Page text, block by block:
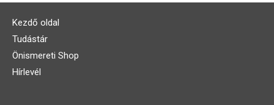
Kezdő oldal
Tudástár
Önismereti Shop
Hírlevél